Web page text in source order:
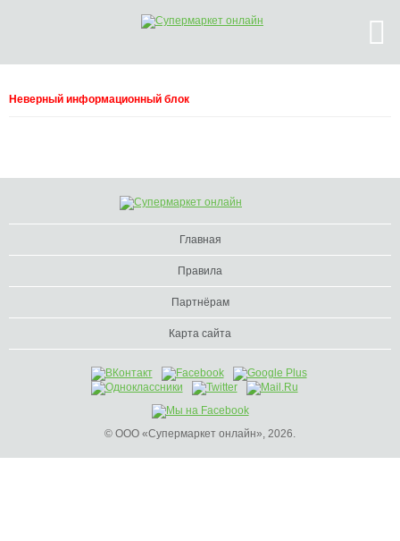
Неверный информационный блок
Главная
Правила
Партнёрам
Карта сайта
© ООО «Супермаркет онлайн», 2026.